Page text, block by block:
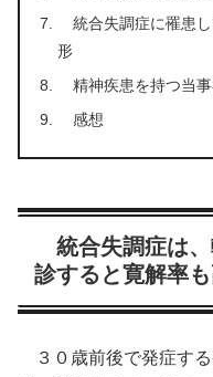
統合失調症に罹患
形
精神疾患を持つ当
感想
統合失調症は、
診すると寛解率
３０歳前後で発症す